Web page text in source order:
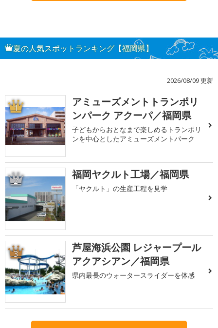
夏の人気スポットランキング【福岡県】
2026/08/09 更新
1
アミューズメントトランポリ
ンパーク アクーパ／福岡県
子どもからおとなまで楽しめるトランポリ
ンを中心としたアミューズメントパーク
2 福岡ヤクルト工場／福岡県
「ヤクルト」の生産工程を見学
3
芦屋海浜公園 レジャープール
アクアシアン／福岡県
県内最長のウォータースライダーを体感